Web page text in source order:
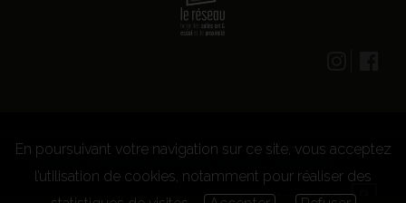
© 2026 CENTRE CULTUREL LES GRIGNOUX ASBL -
Kit presse
Conditions générales d'utilisation
concours
En poursuivant votre navigation sur ce site, vous acceptez
l’utilisation de cookies, notamment pour réaliser des